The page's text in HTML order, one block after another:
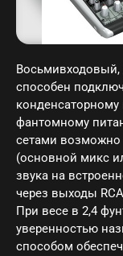
Восьмивходовый,
способен
фантомному
сетами возможно
(основной микс
звука на
через выходы
При весе в 2,4
уверенностью
способом